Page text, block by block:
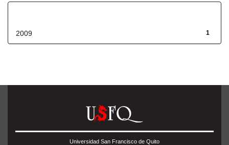
1
2009
Universidad San Francisco de Quito